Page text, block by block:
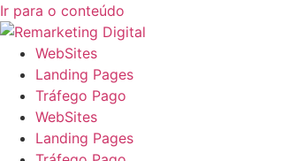
Ir para o conteúdo
WebSites
Landing Pages
Tráfego Pago
WebSites
Landing Pages